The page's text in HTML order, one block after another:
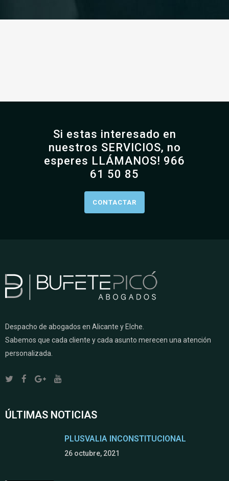
Si estas interesado en
nuestros SERVICIOS, no
esperes LLÁMANOS! 966
61 50 85
CONTACTAR
Despacho de abogados en Alicante y Elche.
Sabemos que cada cliente y cada asunto merecen una atención
personalizada.
ÚLTIMAS NOTICIAS
PLUSVALIA INCONSTITUCIONAL
26 octubre, 2021